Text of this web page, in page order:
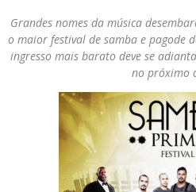
Grandes nomes da música
o maior festival de samba e pagode
ingresso mais barato deve se
no próximo